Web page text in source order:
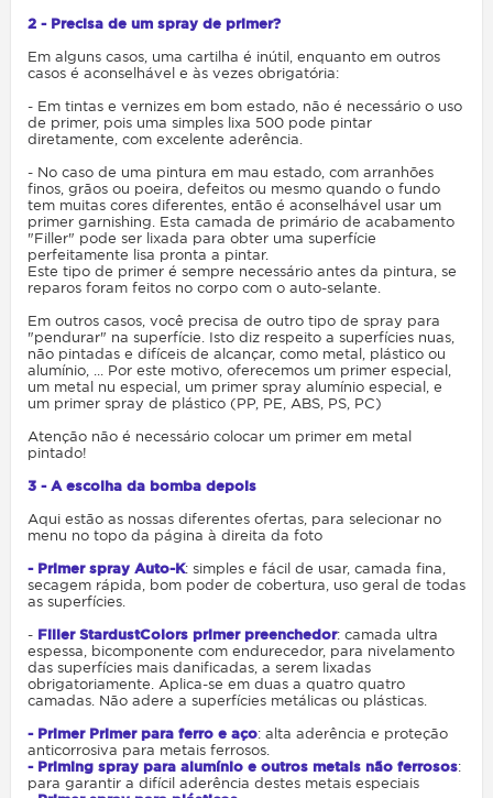
2 - Precisa de um spray de primer?
Em alguns casos, uma cartilha é inútil, enquanto em outros
casos é aconselhável e às vezes obrigatória:
- Em tintas e vernizes em bom estado, não é necessário o uso
de primer, pois uma simples lixa 500 pode pintar
diretamente, com excelente aderência.
- No caso de uma pintura em mau estado, com arranhões
finos, grãos ou poeira, defeitos ou mesmo quando o fundo
tem muitas cores diferentes, então é aconselhável usar um
primer garnishing. Esta camada de primário de acabamento
"Filler" pode ser lixada para obter uma superfície
perfeitamente lisa pronta a pintar.
Este tipo de primer é sempre necessário antes da pintura, se
reparos foram feitos no corpo com o auto-selante.
Em outros casos, você precisa de outro tipo de spray para
"pendurar" na superfície. Isto diz respeito a superfícies nuas,
não pintadas e difíceis de alcançar, como metal, plástico ou
alumínio, ... Por este motivo, oferecemos um primer especial,
um metal nu especial, um primer spray alumínio especial, e
um primer spray de plástico (PP, PE, ABS, PS, PC)
Atenção não é necessário colocar um primer em metal
pintado!
3 - A escolha da bomba depois
Aqui estão as nossas diferentes ofertas, para selecionar no
menu no topo da página à direita da foto
- Primer spray Auto-K: simples e fácil de usar, camada fina,
secagem rápida, bom poder de cobertura, uso geral de todas
as superfícies.
- Filler StardustColors primer preenchedor: camada ultra
espessa, bicomponente com endurecedor, para nivelamento
das superfícies mais danificadas, a serem lixadas
obrigatoriamente. Aplica-se em duas a quatro quatro
camadas. Não adere a superfícies metálicas ou plásticas.
- Primer Primer para ferro e aço: alta aderência e proteção
anticorrosiva para metais ferrosos.
- Priming spray para alumínio e outros metais não ferrosos:
para garantir a difícil aderência destes metais especiais